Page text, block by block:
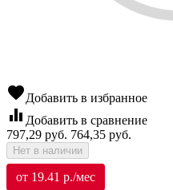
favoriteДобавить в избранное
equalizer Добавить в сравнение
797,29 руб. 764,35 руб.
Нет в наличии
от 19.41 р./мес